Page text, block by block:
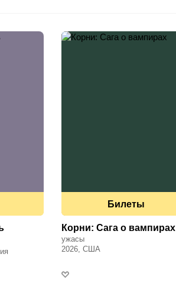
Корни: Сага о вампирах
ужасы
2026, США
Билеты